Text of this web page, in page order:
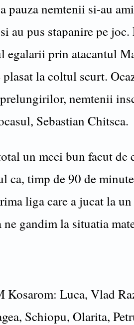
pauza nemtenii si-au
au pus stapanire pe
egalarii prin atacantul
plasat la coltul scurt.
nemtenii
Sebastian Chitsca.
un meci bun facut
ca, timp de 90 de
liga care a jucat la
ne gandim la situatia
Kosarom: Luca, Vlad
Schiopu, Olarita,